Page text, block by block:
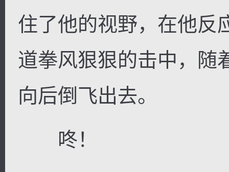
住了他的视野，在他反
道拳风狠狠的击中，随
向后倒飞出去。
咚！